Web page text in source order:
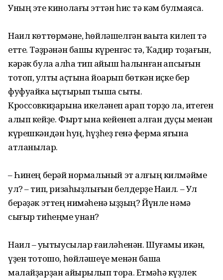
Уның эте кинолағы эттән һис тә кәм булмаясаҡ.
Наил көттөрмәне, һөйләшелгән ваҡытҡа килеп тә
етте. Тәҙрәнән башы күренгәс тә, Ҡадир тоҙағын,
кәрәк була ҡалһа тип ҡайыш һалынған ҡапсығын
тотоп, ҡултыҡ аҫтына йоҡарып бөткән иҫке бер
фуфуайка ҡыҫтырып тышҡа сыҡты.
Кроссовкиҙарына икеләнеп ҡарап торҙо ла, итеген
алып кейҙе. Фырт ҡына кейенеп алған дуҫы менән
күрешкәндән һуң, һүҙһеҙ генә ферма яғына
атланылар.
– Һинең берәй нормальный эт алғың килмәйме
ул? – тип, ризаһыҙлығын белдерҙе Наил. – Ул
берәҙәк эттең нимәһенә ҡыҙҙың? Йүнле нәмә
сығыр тиһеңме унан?
Наил – уҡытыусылар ғаиләһенән. Шуғамы икән,
үҙен тотошо, һөйләшеүе менән башҡа
малайҙарҙан айырылып тора. Етмәһә күҙлек